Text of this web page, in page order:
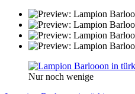
Nur noch wenige